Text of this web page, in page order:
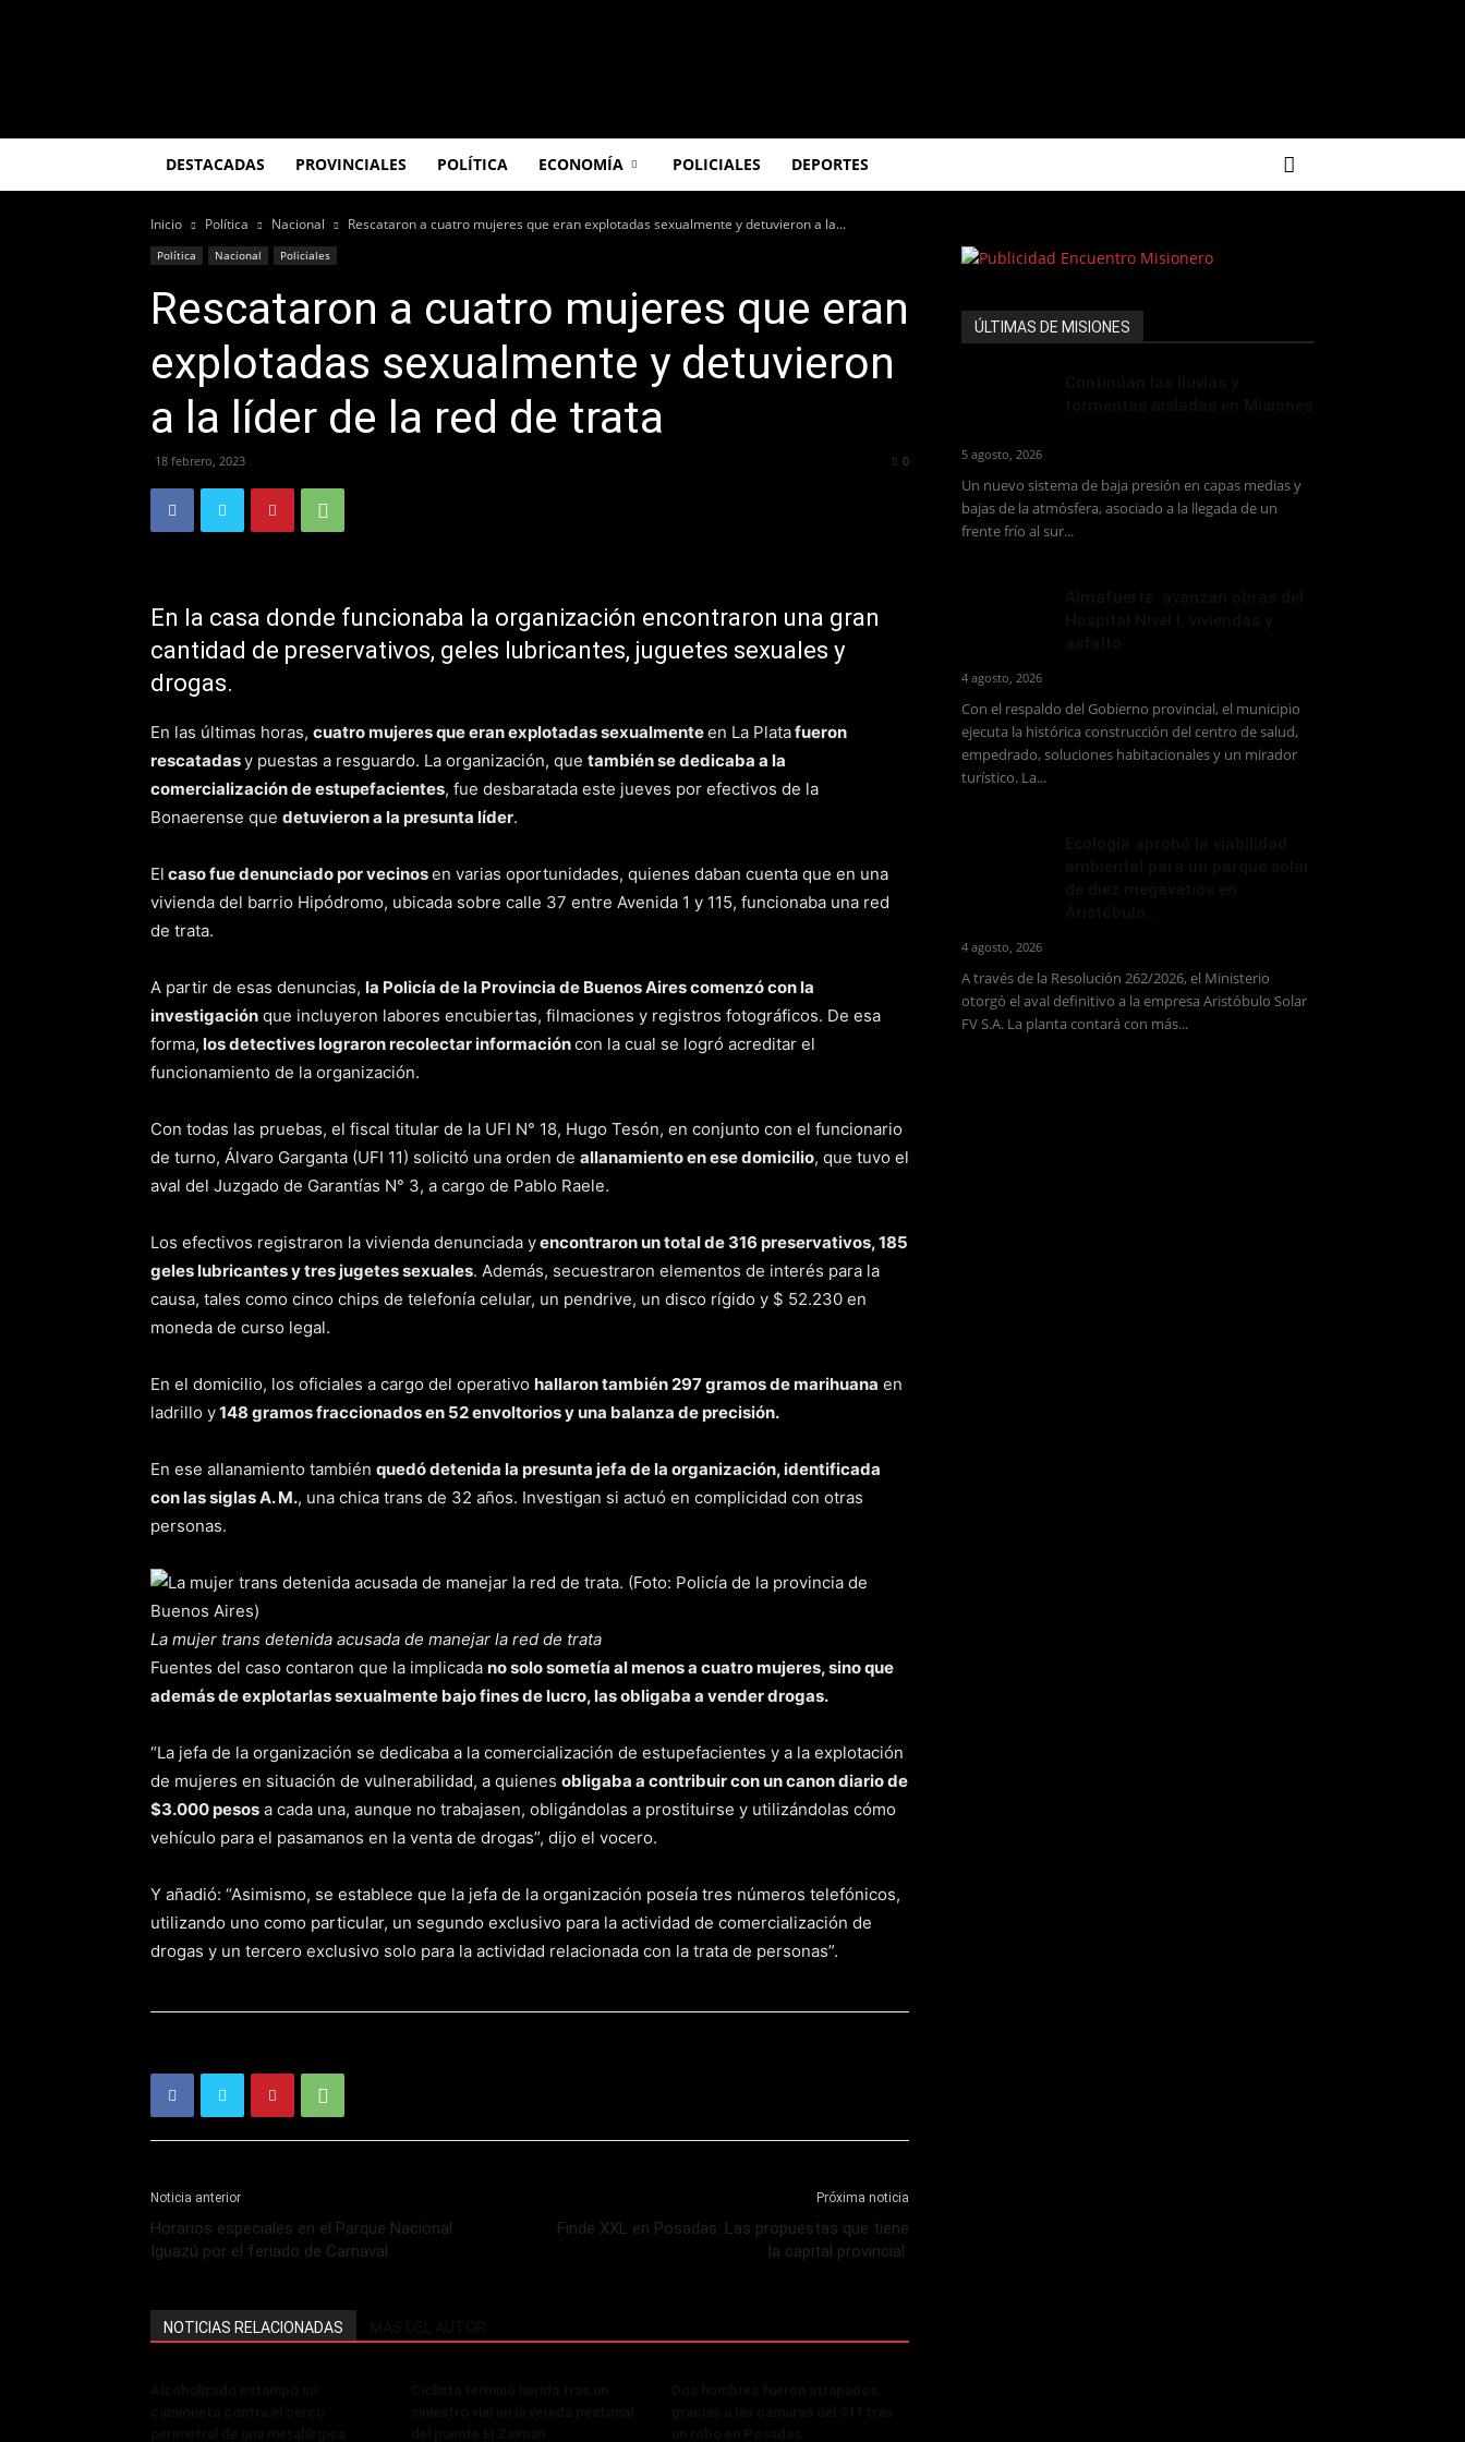
DESTACADAS PROVINCIALES POLÍTICA ECONOMÍA POLICIALES DEPORTES
Inicio Política Nacional Rescataron a cuatro mujeres que eran explotadas sexualmente y detuvieron a la...
Política Nacional Policiales
Rescataron a cuatro mujeres que eran
explotadas sexualmente y detuvieron
a la líder de la red de trata
18 febrero, 2023 0
En la casa donde funcionaba la organización encontraron una gran
cantidad de preservativos, geles lubricantes, juguetes sexuales y
drogas.
En las últimas horas, cuatro mujeres que eranexplotadas sexualmenteen La Platafueron
rescatadasy puestas a resguardo. La organización, que también se dedicaba a la
comercialización de estupefacientes, fue desbaratada este jueves por efectivos de la
Bonaerense que detuvieron a la presunta líder.
El caso fue denunciado por vecinosen varias oportunidades, quienes daban cuenta que en una
vivienda del barrio Hipódromo, ubicada sobre calle 37 entre Avenida 1 y 115, funcionaba una red
de trata.
A partir de esas denuncias, la Policía de la Provincia de Buenos Aires comenzó con la
investigación que incluyeron labores encubiertas, filmaciones y registros fotográficos. De esa
forma, los detectives lograron recolectar informacióncon la cual se logró acreditar el
funcionamiento de la organización.
Con todas las pruebas, el fiscal titular de la UFI N° 18, Hugo Tesón, en conjunto con el funcionario
de turno, Álvaro Garganta (UFI 11) solicitó una orden de allanamiento en ese domicilio, que tuvo el
aval del Juzgado de Garantías N° 3, a cargo de Pablo Raele.
Los efectivos registraron la vivienda denunciada yencontraron un total de 316 preservativos, 185
geles lubricantes y tres jugetes sexuales. Además, secuestraron elementos de interés para la
causa, tales como cinco chips de telefonía celular, un pendrive, un disco rígido y $ 52.230 en
moneda de curso legal.
En el domicilio, los oficiales a cargo del operativo hallaron también 297 gramos de marihuana en
ladrillo y148 gramos fraccionados en 52 envoltorios y una balanza de precisión.
En ese allanamiento también quedó detenida la presunta jefa de la organización, identificada
con las siglas A. M., una chica trans de 32 años. Investigan si actuó en complicidad con otras
personas.
La mujer trans detenida acusada de manejar la red de trata
Fuentes del caso contaron que la implicada no solo sometía al menos a cuatro mujeres, sino que
además de explotarlas sexualmente bajo fines de lucro, las obligaba a vender drogas.
“La jefa de la organización se dedicaba a la comercialización de estupefacientes y a la explotación
de mujeres en situación de vulnerabilidad, a quienes obligaba a contribuir con un canon diario de
$3.000 pesos a cada una, aunque no trabajasen, obligándolas a prostituirse y utilizándolas cómo
vehículo para el pasamanos en la venta de drogas”, dijo el vocero.
Y añadió: “Asimismo, se establece que la jefa de la organización poseía tres números telefónicos,
utilizando uno como particular, un segundo exclusivo para la actividad de comercialización de
drogas y un tercero exclusivo solo para la actividad relacionada con la trata de personas”.
Noticia anterior
Horarios especiales en el Parque Nacional
Iguazú por el feriado de Carnaval
Próxima noticia
Finde XXL en Posadas: Las propuestas que tiene
la capital provincial
NOTICIAS RELACIONADAS
ÚLTIMAS DE MISIONES
5 agosto, 2026
Un nuevo sistema de baja presión en capas medias y
bajas de la atmósfera, asociado a la llegada de un
frente frío al sur...
4 agosto, 2026
Con el respaldo del Gobierno provincial, el municipio
ejecuta la histórica construcción del centro de salud,
empedrado, soluciones habitacionales y un mirador
turístico. La...
4 agosto, 2026
A través de la Resolución 262/2026, el Ministerio
otorgó el aval definitivo a la empresa Aristóbulo Solar
FV S.A. La planta contará con más...